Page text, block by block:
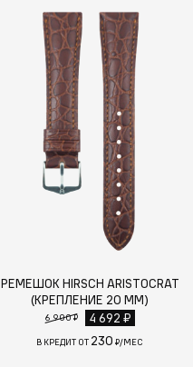
РЕМЕШОК HIRSCH ARISTOCRAT
(КРЕПЛЕНИЕ 20 ММ)
6 900 ₽ 4 692 ₽
В КРЕДИТ ОТ 230 ₽/МЕС